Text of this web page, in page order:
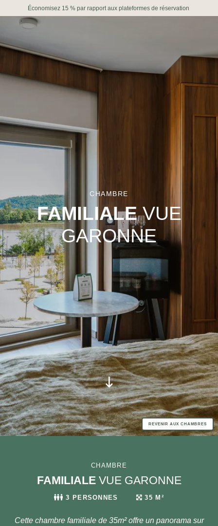
Économisez 15 % par rapport aux plateformes de réservation
CHAMBRE
FAMILIALEVUE
GARONNE
REVENIR AUX CHAMBRES
CHAMBRE
FAMILIALEVUE GARONNE
3 PERSONNES 35 M²
Cette chambre familiale de 35m² offre un panorama sur